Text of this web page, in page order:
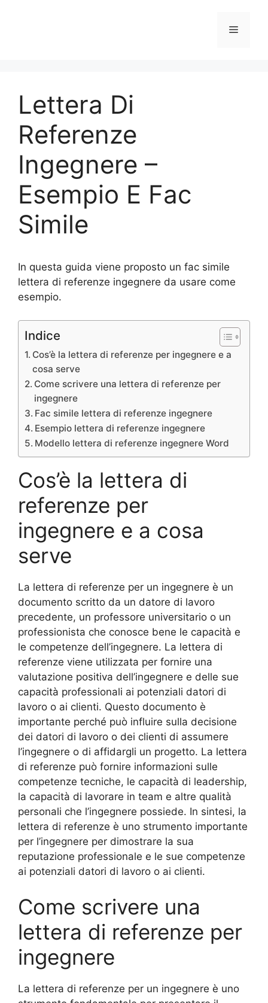
Menu
Lettera Di
Referenze
Ingegnere –
Esempio E Fac
Simile
In questa guida viene proposto un fac simile
lettera di referenze ingegnere da usare come
esempio.
Indice
Cos’è la lettera di referenze per ingegnere e a
cosa serve
Come scrivere una lettera di referenze per
ingegnere
Fac simile lettera di referenze ingegnere
Esempio lettera di referenze ingegnere
Modello lettera di referenze ingegnere Word
Cos’è la lettera di
referenze per
ingegnere e a cosa
serve
La lettera di referenze per un ingegnere è un
documento scritto da un datore di lavoro
precedente, un professore universitario o un
professionista che conosce bene le capacità e
le competenze dell’ingegnere. La lettera di
referenze viene utilizzata per fornire una
valutazione positiva dell’ingegnere e delle sue
capacità professionali ai potenziali datori di
lavoro o ai clienti. Questo documento è
importante perché può influire sulla decisione
dei datori di lavoro o dei clienti di assumere
l’ingegnere o di affidargli un progetto. La lettera
di referenze può fornire informazioni sulle
competenze tecniche, le capacità di leadership,
la capacità di lavorare in team e altre qualità
personali che l’ingegnere possiede. In sintesi, la
lettera di referenze è uno strumento importante
per l’ingegnere per dimostrare la sua
reputazione professionale e le sue competenze
ai potenziali datori di lavoro o ai clienti.
Come scrivere una
lettera di referenze per
ingegnere
La lettera di referenze per un ingegnere è uno